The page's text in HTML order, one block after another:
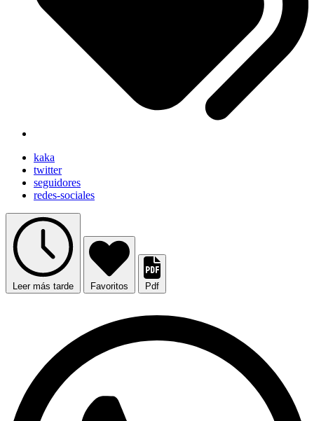
kaka
twitter
seguidores
redes-sociales
Leer más tarde Favoritos Pdf